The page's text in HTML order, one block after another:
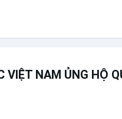
VIỆT NAM ỦNG HỘ